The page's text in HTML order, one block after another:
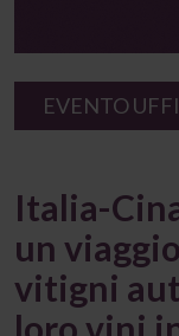
EVENTO
Italia-
un
vitigni
loro vini